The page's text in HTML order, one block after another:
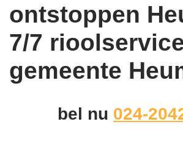
ontstoppen
7/7
gemeente
bel nu 024-